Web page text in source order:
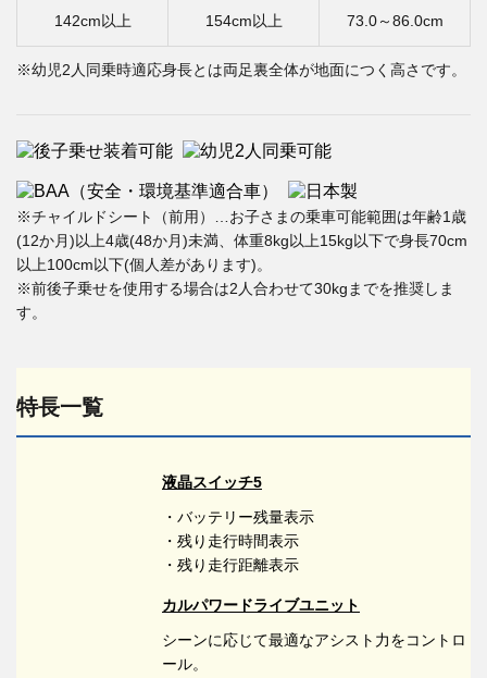
142cm以上 154cm以上 73.0～86.0cm
※幼児2人同乗時適応身長とは両足裏全体が地面につく高さです。
※チャイルドシート（前用）…お子さまの乗車可能範囲は年齢1歳
(12か月)以上4歳(48か月)未満、体重8kg以上15kg以下で身長70cm
以上100cm以下(個人差があります)。
※前後子乗せを使用する場合は2人合わせて30kgまでを推奨しま
す。
特長一覧
液晶スイッチ5
・バッテリー残量表示
・残り走行時間表示
・残り走行距離表示
カルパワードライブユニット
シーンに応じて最適なアシスト力をコントロ
ール。